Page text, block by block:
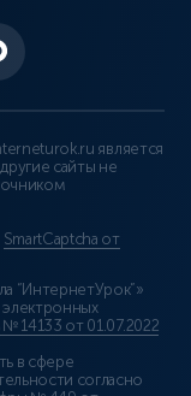
является
сайты не
SmartCaptcha от
“ИнтернетУрок”»
№ 14133 от 01.07.2022
в сфере
согласно